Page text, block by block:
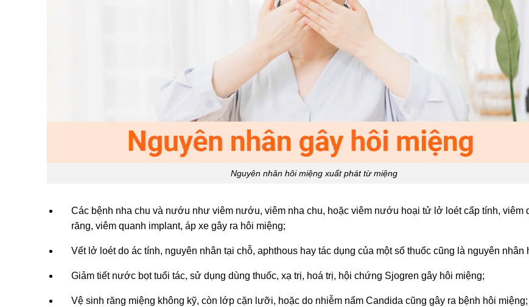
Nguyên nhân hôi miệng xuất phát từ miệng
Các bệnh nha chu và nướu như viêm nướu, viêm nha chu, hoặc viêm nướu hoại tử lở loét cấp tính, viêm
răng, viêm quanh implant, áp xe gây ra hôi miệng;
Vết lở loét do ác tính, nguyên nhân tại chỗ, aphthous hay tác dụng của một số thuốc cũng là nguyên nhân
Giảm tiết nước bọt tuổi tác, sử dụng dùng thuốc, xạ trị, hoá trị, hội chứng Sjogren gây hôi miệng;
Vệ sinh răng miệng không kỹ, còn lớp cặn lưỡi, hoặc do nhiễm nấm Candida cũng gây ra bệnh hôi miệng;